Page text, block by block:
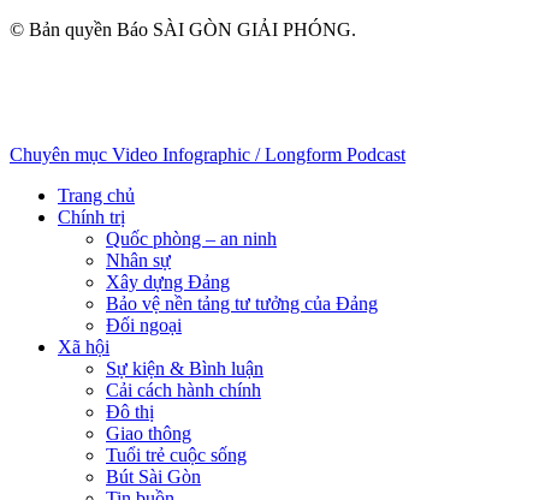
© Bản quyền Báo SÀI GÒN GIẢI PHÓNG.
Chuyên mục Video Infographic / Longform Podcast
Trang chủ
Chính trị
Quốc phòng – an ninh
Nhân sự
Xây dựng Đảng
Bảo vệ nền tảng tư tưởng của Đảng
Đối ngoại
Xã hội
Sự kiện & Bình luận
Cải cách hành chính
Đô thị
Giao thông
Tuổi trẻ cuộc sống
Bút Sài Gòn